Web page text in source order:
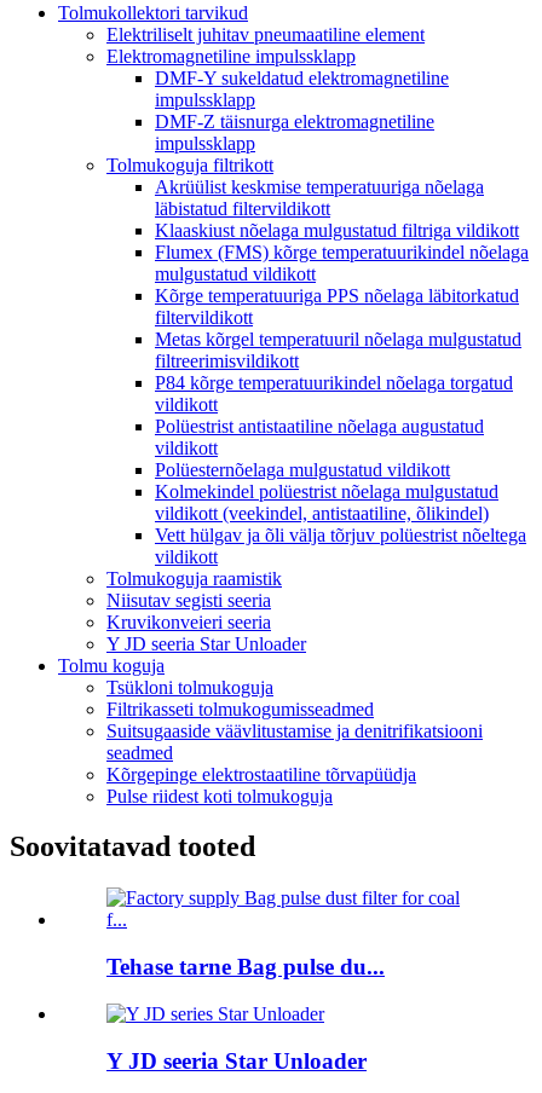
Tolmukollektori tarvikud
Elektriliselt juhitav pneumaatiline element
Elektromagnetiline impulssklapp
DMF-Y sukeldatud elektromagnetiline
impulssklapp
DMF-Z täisnurga elektromagnetiline
impulssklapp
Tolmukoguja filtrikott
Akrüülist keskmise temperatuuriga nõelaga
läbistatud filtervildikott
Klaaskiust nõelaga mulgustatud filtriga vildikott
Flumex (FMS) kõrge temperatuurikindel nõelaga
mulgustatud vildikott
Kõrge temperatuuriga PPS nõelaga läbitorkatud
filtervildikott
Metas kõrgel temperatuuril nõelaga mulgustatud
filtreerimisvildikott
P84 kõrge temperatuurikindel nõelaga torgatud
vildikott
Polüestrist antistaatiline nõelaga augustatud
vildikott
Polüesternõelaga mulgustatud vildikott
Kolmekindel polüestrist nõelaga mulgustatud
vildikott (veekindel, antistaatiline, õlikindel)
Vett hülgav ja õli välja tõrjuv polüestrist nõeltega
vildikott
Tolmukoguja raamistik
Niisutav segisti seeria
Kruvikonveieri seeria
Y JD seeria Star Unloader
Tolmu koguja
Tsükloni tolmukoguja
Filtrikasseti tolmukogumisseadmed
Suitsugaaside väävlitustamise ja denitrifikatsiooni
seadmed
Kõrgepinge elektrostaatiline tõrvapüüdja
Pulse riidest koti tolmukoguja
Soovitatavad tooted
Tehase tarne Bag pulse du...
Y JD seeria Star Unloader